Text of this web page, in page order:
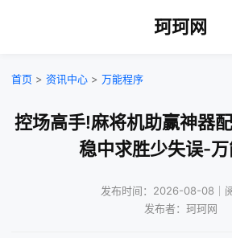
珂珂网
首页 > 资讯中心 > 万能程序
控场高手!麻将机助赢神器
稳中求胜少失误-
发布时间：2026-08-08｜
发布者：珂珂网